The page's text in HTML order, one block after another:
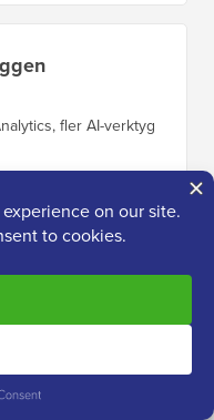
fler AI-verktyg
&
– steg för
med MCP (steg